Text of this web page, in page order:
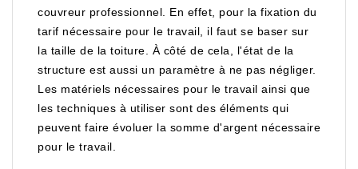
couvreur professionnel. En effet, pour la fixation du
tarif nécessaire pour le travail, il faut se baser sur
la taille de la toiture. À côté de cela, l'état de la
structure est aussi un paramètre à ne pas négliger.
Les matériels nécessaires pour le travail ainsi que
les techniques à utiliser sont des éléments qui
peuvent faire évoluer la somme d'argent nécessaire
pour le travail.